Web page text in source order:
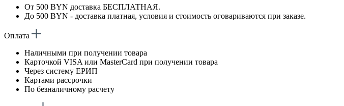
От 500 BYN доставка БЕСПЛАТНАЯ.
До 500 BYN - доставка платная, условия и стоимость оговариваются при заказе.
Оплата
Наличными при получении товара
Карточкой VISA или MasterCard при получении товара
Через систему ЕРИП
Картами рассрочки
По безналичному расчету